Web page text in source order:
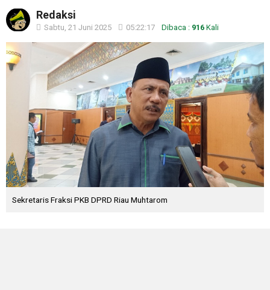
Redaksi
Sabtu, 21 Juni 2025 05:22:17 Dibaca : 916 Kali
Sekretaris Fraksi PKB DPRD Riau Muhtarom